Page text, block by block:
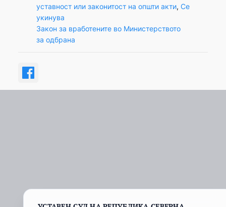
уставност или законитост на општи акти, Се
укинува
Закон за вработените во Министерството
за одбрана